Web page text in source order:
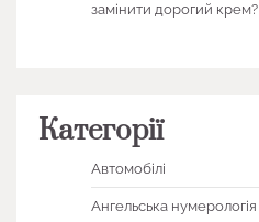
замінити дорогий крем?
Категорії
Автомобілі
Ангельська нумерологія